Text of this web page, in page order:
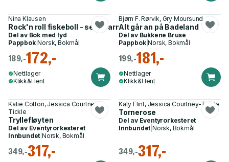
Nina Klausen
Rock'n roll fiskeboll - seks barnesanger
Del av Bok med lyd
Pappbok|Norsk, Bokmål
189,-172,-
Nettlager
Klikk&Hent
Bjørn F. Rørvik, Gry Moursund
Alt går an på Badeland
Del av Bukkene Bruse
Pappbok|Norsk, Bokmål
199,-181,-
Nettlager
Klikk&Hent
Katie Cotton, Jessica Courtney-
Tickle
Tryllefløyten
Del av Eventyrorkesteret
Innbundet |Norsk, Bokmål
349,-317,-
Katy Flint, Jessica Courtney-Tickle
Tornerose
Del av Eventyrorkesteret
Innbundet |Norsk, Bokmål
349,-317,-